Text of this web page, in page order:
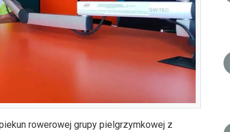
rowerowej grupy pielgrzymkowej z